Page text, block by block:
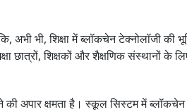
अभी भी, शिक्षा में ब्लॉकचेन टेक्नोलॉजी
छात्रों, शिक्षकों और शैक्षणिक संस्थानों के
अपार क्षमता है। स्कूल सिस्टम में